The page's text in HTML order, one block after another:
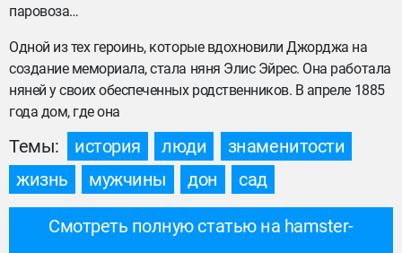
паровоза…
Одной из тех героинь, которые вдохновили Джорджа на
создание мемориала, стала няня Элис Эйрес. Она работала
няней у своих обеспеченных родственников. В апреле 1885
года дом, где она
Темы: история люди
знаменитости
жизнь
мужчины дон сад
Смотреть полную статью на hamster-